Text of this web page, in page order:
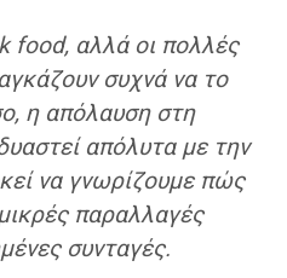
food, αλλά οι πολλές
συχνά να το
η απόλαυση στη
απόλυτα με την
να γνωρίζουμε πώς
παραλλαγές
συνταγές.